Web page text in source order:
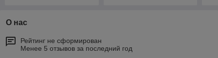
О нас
Рейтинг не сформирован
Менее 5 отзывов за последний год